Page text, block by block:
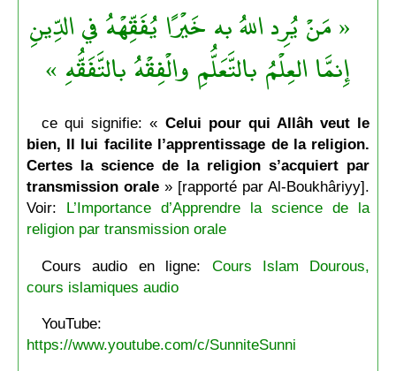
« مَنْ يُرِد اللهُ به خَيْرًا يُفَقِّهْهُ في الدِّينِ
إِنمَّا العِلْمُ بالتَّعَلُّمِ والْفِقْهُ بالتَّفَقُّهِ »
ce qui signifie: « Celui pour qui Allâh veut le
bien, Il lui facilite l’apprentissage de la religion.
Certes la science de la religion s’acquiert par
transmission orale» [rapporté par Al-Boukhâriyy].
Voir: L’Importance d’Apprendre la science de la
religion par transmission orale
Cours audio en ligne: Cours Islam Dourous,
cours islamiques audio
YouTube:
https://www.youtube.com/c/SunniteSunni